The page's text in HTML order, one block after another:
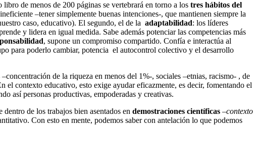
libro de menos de 200 páginas se vertebrará en torno a los tres hábitos del
–tener simplemente buenas intenciones-, que mantienen siempre la
caso, educativo). El segundo, el de la adaptabilidad: los líderes
y lidera en igual medida. Sabe además potenciar las competencias más
, supone un compromiso compartido. Confía e interactúa al
para poderlo cambiar, potencia el autocontrol colectivo y el desarrollo
de la riqueza en menos del 1%-, sociales –etnias, racismo- , de
el contexto educativo, esto exige ayudar eficazmente, es decir, fomentando el
así personas productivas, empoderadas y creativas.
dentro de los trabajos bien asentados en demostraciones científicas –contexto
Con esto en mente, podemos saber con antelación lo que podemos